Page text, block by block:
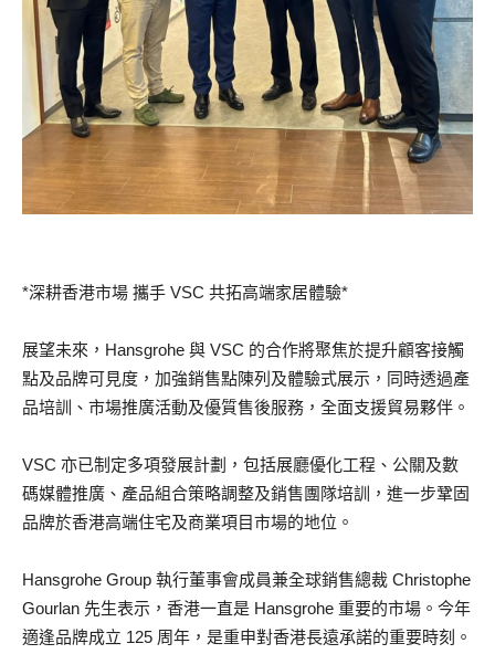
*深耕香港市場 攜手 VSC 共拓高端家居體驗*
展望未來，Hansgrohe 與 VSC 的合作將聚焦於提升顧客接觸
點及品牌可見度，加強銷售點陳列及體驗式展示，同時透過產
品培訓、市場推廣活動及優質售後服務，全面支援貿易夥伴。
VSC 亦已制定多項發展計劃，包括展廳優化工程、公關及數
碼媒體推廣、產品組合策略調整及銷售團隊培訓，進一步鞏固
品牌於香港高端住宅及商業項目市場的地位。
Hansgrohe Group 執行董事會成員兼全球銷售總裁 Christophe
Gourlan 先生表示，香港一直是 Hansgrohe 重要的市場。今年
適逢品牌成立 125 周年，是重申對香港長遠承諾的重要時刻。